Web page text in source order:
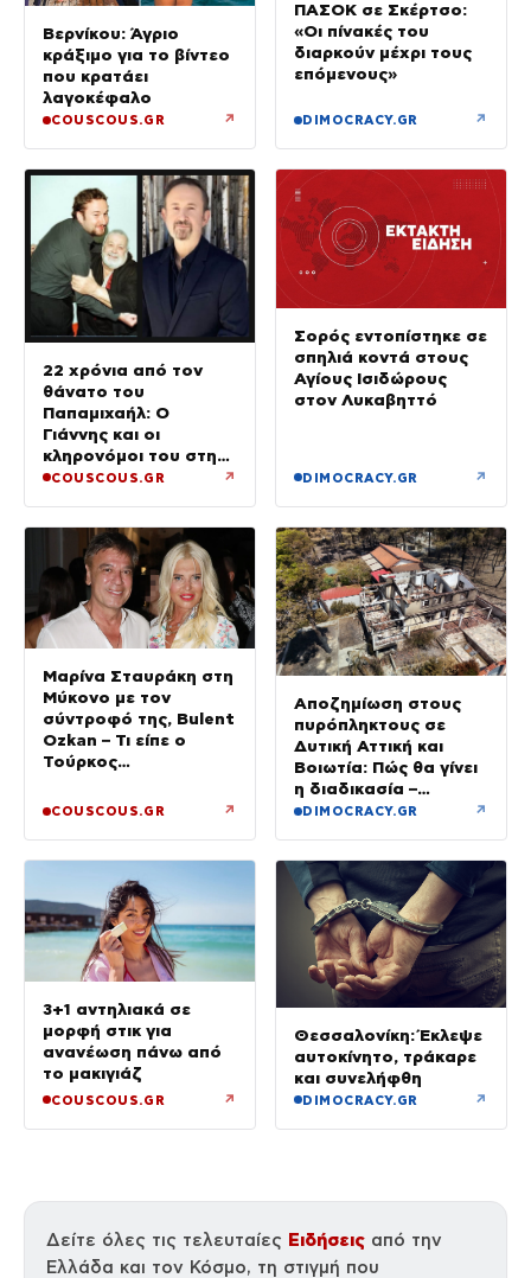
Βερνίκου: Άγριο
κράξιμο για το βίντεο
που κρατάει
λαγοκέφαλο
COUSCOUS.GR ↗
ΠΑΣΟΚ σε Σκέρτσο:
«Οι πίνακές του
διαρκούν μέχρι τους
επόμενους»
DIMOCRACY.GR ↗
22 χρόνια από τον
θάνατο του
Παπαμιχαήλ: Ο
Γιάννης και οι
κληρονόμοι του στη
διαθήκη
COUSCOUS.GR ↗
Σορός εντοπίστηκε σε
σπηλιά κοντά στους
Αγίους Ισιδώρους
στον Λυκαβηττό
DIMOCRACY.GR ↗
Μαρίνα Σταυράκη στη
Μύκονο με τον
σύντροφό της, Bulent
Ozkan – Τι είπε ο
Τούρκος
κάμερα
COUSCOUS.GR ↗
Αποζημίωση στους
πυρόπληκτους σε
Δυτική Αττική και
Βοιωτία: Πώς θα γίνει
η διαδικασία –
Ξεκινούν τη Δευτέρα
DIMOCRACY.GR ↗
3+1 αντηλιακά σε
μορφή στικ για
ανανέωση πάνω από
το μακιγιάζ
COUSCOUS.GR ↗
Θεσσαλονίκη: Έκλεψε
αυτοκίνητο, τράκαρε
και συνελήφθη
DIMOCRACY.GR ↗
Δείτε όλες τις τελευταίες Ειδήσεις από την
Ελλάδα και τον Κόσμο, τη στιγμή που